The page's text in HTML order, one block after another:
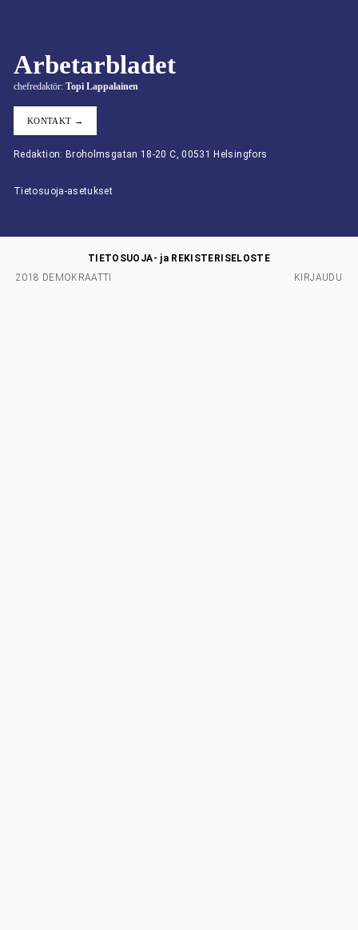
Arbetarbladet
chefredaktör: Topi Lappalainen
KONTAKT →
Redaktion: Broholmsgatan 18-20 C, 00531 Helsingfors
Tietosuoja-asetukset
2018 DEMOKRAATTI
TIETOSUOJA- ja REKISTERISELOSTE
KIRJAUDU